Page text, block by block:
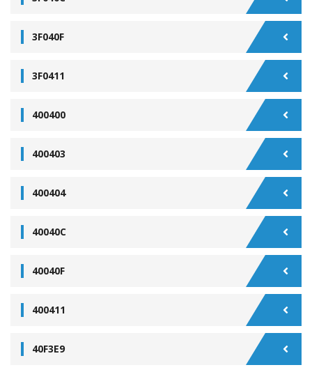
3F040F
3F0411
400400
400403
400404
40040C
40040F
400411
40F3E9